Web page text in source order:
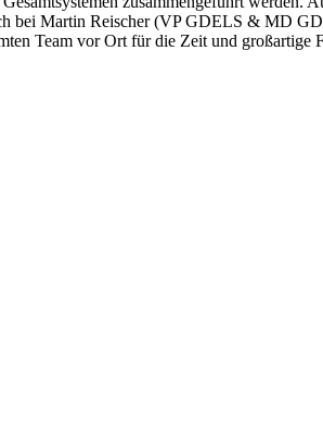
bei Martin Reischer (VP GDELS & MD
Team vor Ort für die Zeit und großartige